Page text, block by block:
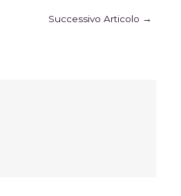
Successivo Articolo →